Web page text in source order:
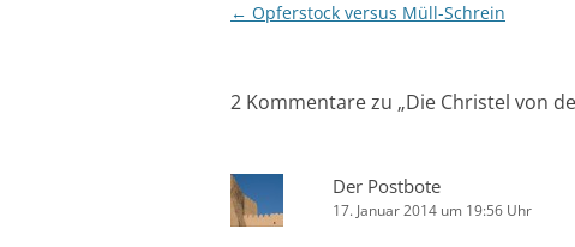
Beitragsnavigation
← Opferstock versus Müll-Schrein
2 Kommentare zu „Die Christel von
Der Postbote
17. Januar 2014 um 19:56 Uhr